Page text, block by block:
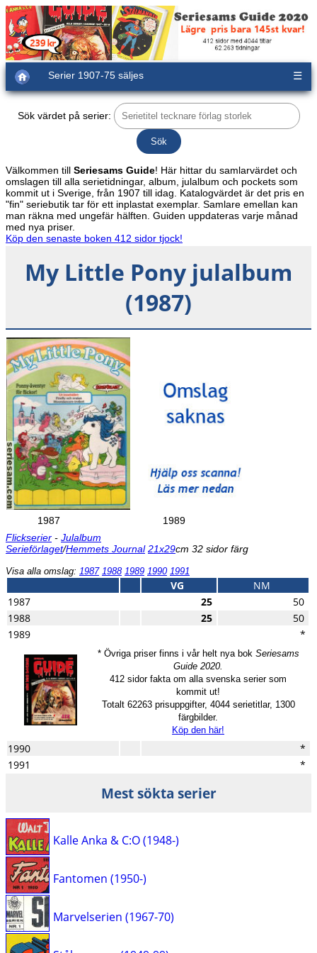
Serier 1907-75 säljes ☰
Sök värdet på serier:
Välkommen till Seriesams Guide! Här hittar du samlarvärdet och
omslagen till alla serietidningar, album, julalbum och pockets som
kommit ut i Sverige, från 1907 till idag. Katalogvärdet är det pris en
"fin" seriebutik tar för ett inplastat exemplar. Samlare emellan kan
man räkna med ungefär hälften. Guiden uppdateras varje månad
med nya priser.
Köp den senaste boken 412 sidor tjock!
My Little Pony julalbum
(1987)
1987
1989
Flickserier - Julalbum
Serieförlaget/Hemmets Journal 21x29cm 32 sidor färg
Visa alla omslag: 1987 1988 1989 1990 1991
VG
NM
1987
25
50
1988
25
50
1989
*
* Övriga priser finns i vår helt nya bok Seriesams
Guide 2020.
412 sidor fakta om alla svenska serier som
kommit ut!
Totalt 62263 prisuppgifter, 4044 serietitlar, 1300
färgbilder.
Köp den här!
1990
*
1991
*
Mest sökta serier
Kalle Anka & C:O (1948-)
Fantomen (1950-)
Marvelserien (1967-70)